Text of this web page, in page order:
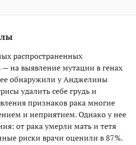
распространенных
— на выявление мутации в генах
обнаружили у Анджелины
удалить себе грудь и
признаков рака многие
и неприятием. Однако у нее
от рака умерли мать и тетя
риски врачи оценили в 87%.